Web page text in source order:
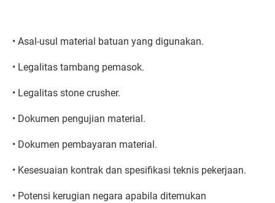
• Asal-usul material batuan yang digunakan.
• Legalitas tambang pemasok.
• Legalitas stone crusher.
• Dokumen pengujian material.
• Dokumen pembayaran material.
• Kesesuaian kontrak dan spesifikasi teknis pekerjaan.
• Potensi kerugian negara apabila ditemukan